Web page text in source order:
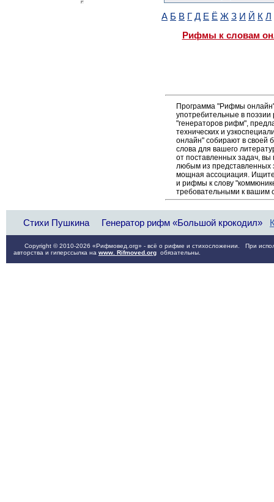
А Б В Г Д Е Ё Ж З И Й К Л
Рифмы к словам
Программа "Рифмы
употребительные в
"генераторов рифм",
технических и
онлайн" собирают в своей
слова для вашего
от поставленных задач,
любым из
мощная ассоциация. Ищите
и рифмы к слову
требовательными к вашим
Стихи Пушкина Генератор рифм «Большой крокодил»
Copyright © 2010-2026 «Рифмовед.org» - всё о рифме и стихосложении. При
авторства и гиперссылка на www. Rifmoved.org обязательны.